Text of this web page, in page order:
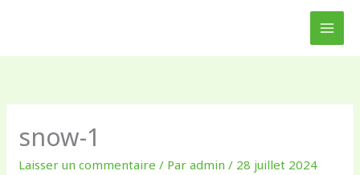
snow-1
Laisser un commentaire / Paradmin/ 28 juillet 2024